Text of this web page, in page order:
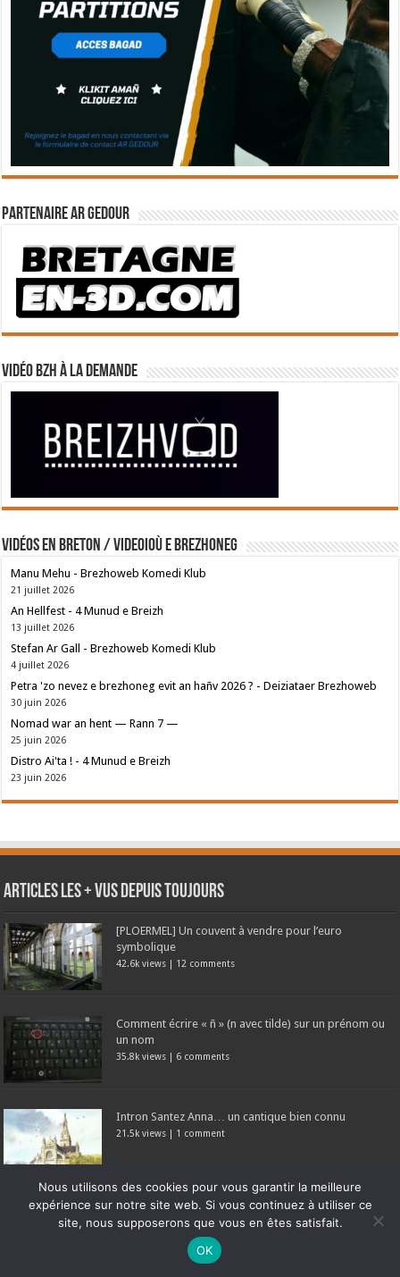
Partenaire Ar Gedour
Vidéo BZH à la demande
Vidéos en breton / Videoioù e brezhoneg
Manu Mehu - Brezhoweb Komedi Klub
21 juillet 2026
An Hellfest - 4 Munud e Breizh
13 juillet 2026
Stefan Ar Gall - Brezhoweb Komedi Klub
4 juillet 2026
Petra 'zo nevez e brezhoneg evit an hañv 2026 ? - Deiziataer Brezhoweb
30 juin 2026
Nomad war an hent — Rann 7 —
25 juin 2026
Distro Ai'ta ! - 4 Munud e Breizh
23 juin 2026
Articles les + vus depuis toujours
[PLOERMEL] Un couvent à vendre pour l’euro
symbolique
42.6k views | 12 comments
Comment écrire « ñ » (n avec tilde) sur un prénom ou
un nom
35.8k views | 6 comments
Intron Santez Anna… un cantique bien connu
21.5k views | 1 comment
LE CANON DE SAINT PATRICK
19k views|3 comments
Ne manquez pas la nouveauté de Bernard Rio "LA REVOLUTION DES
CLIQUEZ ICI POUR EN SAVOIR PLUS
Nous utilisons des cookies pour vous garantir la meilleure
expérience sur notre site web. Si vous continuez à utiliser ce
site, nous supposerons que vous en êtes satisfait.
OK